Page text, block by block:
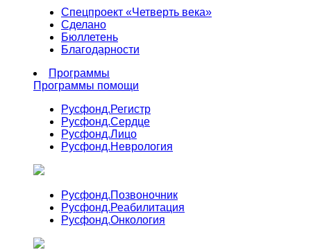
Спецпроект «Четверть века»
Сделано
Бюллетень
Благодарности
Программы
Программы помощи
Русфонд.Регистр
Русфонд.Сердце
Русфонд.Лицо
Русфонд.Неврология
Русфонд.Позвоночник
Русфонд.Реабилитация
Русфонд.Онкология